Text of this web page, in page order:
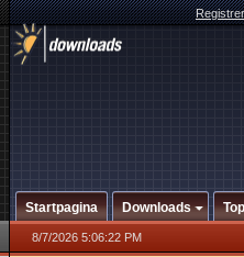
Startpagina Downloads
8/7/2026 5:06:22 PM